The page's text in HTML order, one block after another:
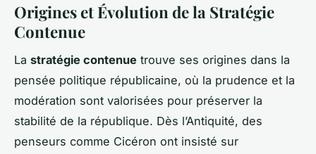
Origines et Évolution de la Stratégie
Contenue
La stratégie contenue trouve ses origines dans la
pensée politique républicaine, où la prudence et la
modération sont valorisées pour préserver la
stabilité de la république. Dès l’Antiquité, des
penseurs comme Cicéron ont insisté sur